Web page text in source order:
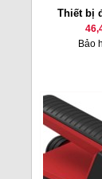
Thiết bị
Bảo